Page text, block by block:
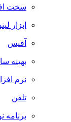
سخت
ابزار
آفیس
بهینه
نرم
تلفن
برنامه